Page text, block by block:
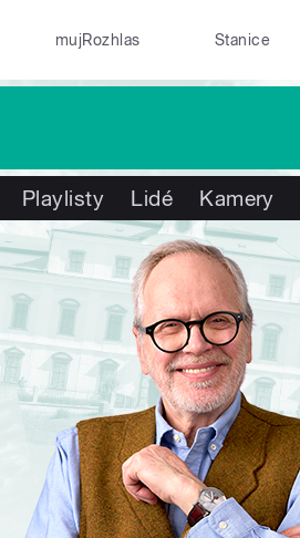
mujRozhlas Stanice
Playlisty Lidé Kamery